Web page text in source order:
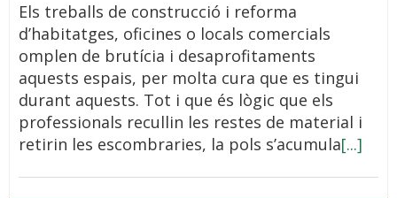
Els treballs de construcció i reforma
d’habitatges, oficines o locals comercials
omplen de brutícia i desaprofitaments
aquests espais, per molta cura que es tingui
durant aquests. Tot i que és lògic que els
professionals recullin les restes de material i
retirin les escombraries, la pols s’acumula[...]